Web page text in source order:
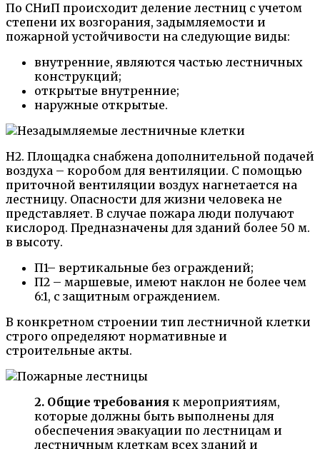
По СНиП происходит деление лестниц с учетом
степени их возгорания, задымляемости и
пожарной устойчивости на следующие виды:
внутренние, являются частью лестничных
конструкций;
открытые внутренние;
наружные открытые.
Н2. Площадка снабжена дополнительной подачей
воздуха – коробом для вентиляции. С помощью
приточной вентиляции воздух нагнетается на
лестницу. Опасности для жизни человека не
представляет. В случае пожара люди получают
кислород. Предназначены для зданий более 50 м.
в высоту.
П1– вертикальные без ограждений;
П2 – маршевые, имеют наклон не более чем
6:1, с защитным ограждением.
В конкретном строении тип лестничной клетки
строго определяют нормативные и
строительные акты.
2. Общие требования к мероприятиям,
которые должны быть выполнены для
обеспечения эвакуации по лестницам и
лестничным клеткам всех зданий и